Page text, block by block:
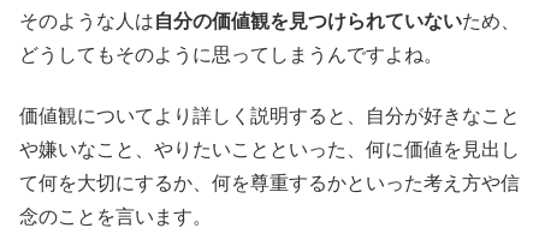
そのような人は自分の価値観を見つけられていないため、
どうしてもそのように思ってしまうんですよね。
価値観についてより詳しく説明すると、自分が好きなこと
や嫌いなこと、やりたいことといった、何に価値を見出し
て何を大切にするか、何を尊重するかといった考え方や信
念のことを言います。